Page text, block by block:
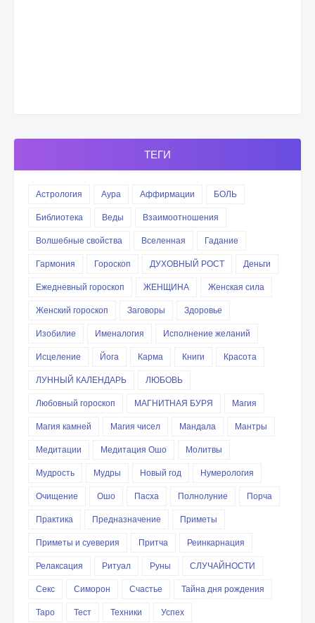
ТЕГИ
Астрология Аура Аффирмации
БОЛЬ
Библиотека
Веды
Взаимоотношения
Волшебные свойства
Вселенная
Гадание
Гармония
Гороскоп ДУХОВНЫЙ РОСТ
Деньги
Ежедневный гороскоп
ЖЕНЩИНА
Женская сила
Женский гороскоп
Заговоры
Здоровье
Изобилие
Именалогия
Исполнение желаний
Исцеление
Йога Карма Книги
Красота
ЛУННЫЙ КАЛЕНДАРЬ
ЛЮБОВЬ
Любовный гороскоп
МАГНИТНАЯ БУРЯ
Магия
Магия камней
Магия чисел Мандала
Мантры
Медитации
Медитация Ошо
Молитвы
Мудрость
Мудры Новый год
Нумерология
Очищение
Ошо Пасха Полнолуние
Порча
Практика
Предназначение
Приметы
Приметы и суеверия
Притча
Реинкарнация
Релаксация
Ритуал Руны
СЛУЧАЙНОСТИ
Секс
Симорон Счастье
Тайна дня рождения
Таро
Тест Техники
Успех